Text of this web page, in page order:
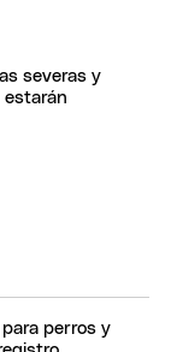
severas y
para perros y